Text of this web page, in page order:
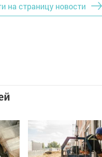
на страницу новости